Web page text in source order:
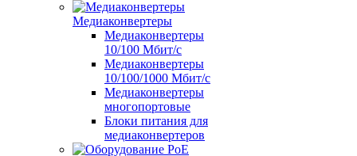
Медиаконвертеры
Медиаконвертеры
10/100 Мбит/с
Медиаконвертеры
10/100/1000 Мбит/c
Медиаконвертеры
многопортовые
Блоки питания для
медиаконвертеров